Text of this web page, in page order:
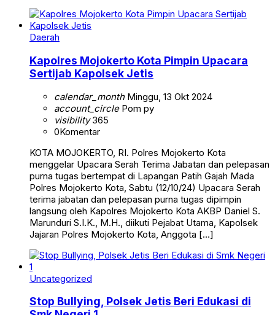
Daerah
Kapolres Mojokerto Kota Pimpin Upacara
Sertijab Kapolsek Jetis
calendar_monthMinggu, 13 Okt 2024
account_circlePom py
visibility365
0Komentar
KOTA MOJOKERTO, RI. Polres Mojokerto Kota
menggelar Upacara Serah Terima Jabatan dan pelepasan
purna tugas bertempat di Lapangan Patih Gajah Mada
Polres Mojokerto Kota, Sabtu (12/10/24) Upacara Serah
terima jabatan dan pelepasan purna tugas dipimpin
langsung oleh Kapolres Mojokerto Kota AKBP Daniel S.
Marunduri S.I.K., M.H., diikuti Pejabat Utama, Kapolsek
Jajaran Polres Mojokerto Kota, Anggota […]
Uncategorized
Stop Bullying, Polsek Jetis Beri Edukasi di